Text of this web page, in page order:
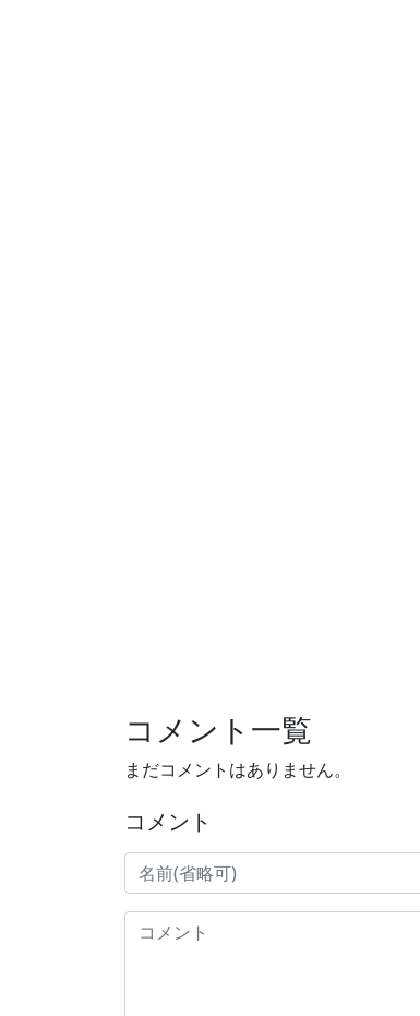
コメント一覧
まだコメントはありません。
コメント